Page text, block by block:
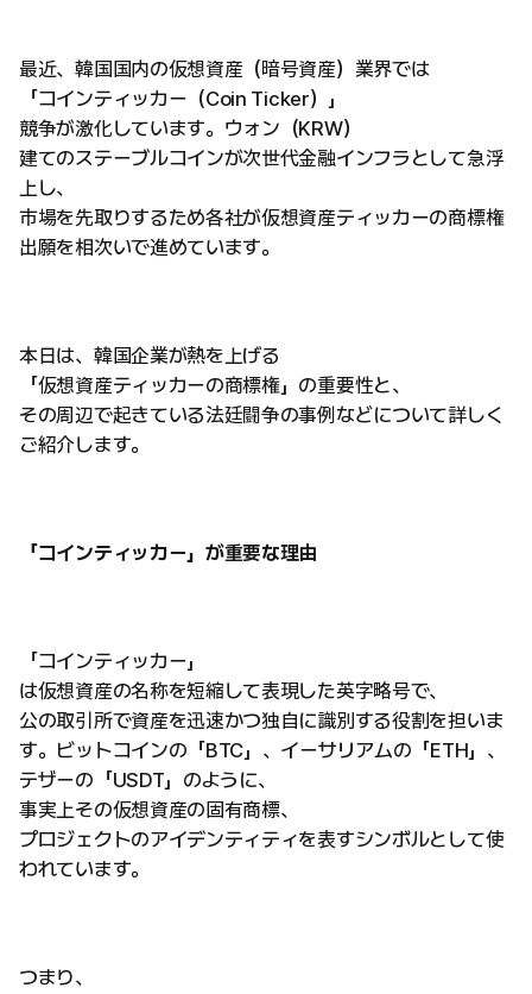
最近、韓国国内の仮想資産（暗号資産）業界では
「コインティッカー（Coin Ticker）」
競争が激化しています。ウォン（KRW）
建てのステーブルコインが次世代金融インフラとして急浮
上し、
市場を先取りするため各社が仮想資産ティッカーの商標権
出願を相次いで進めています。
本日は、韓国企業が熱を上げる
「仮想資産ティッカーの商標権」の重要性と、
その周辺で起きている法廷闘争の事例などについて詳しく
ご紹介します。
「コインティッカー」が重要な理由
「コインティッカー」
は仮想資産の名称を短縮して表現した英字略号で、
公の取引所で資産を迅速かつ独自に識別する役割を担いま
す。ビットコインの「BTC」、イーサリアムの「ETH」、
テザーの「USDT」のように、
事実上その仮想資産の固有商標、
プロジェクトのアイデンティティを表すシンボルとして使
われています。
つまり、